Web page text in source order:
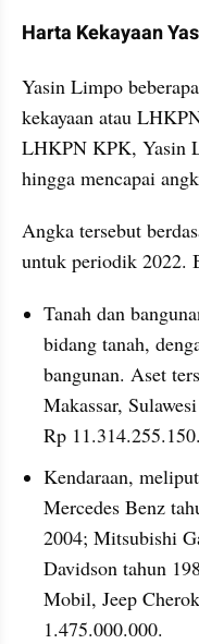
Harta Kekayaan
Yasin Limpo
kekayaan atau
LHKPN KPK, Yasin
hingga mencapai
Angka tersebut
untuk periodik 2022.
Tanah dan
bidang tanah,
bangunan. Aset
Makassar,
Rp 11.314.255.150.
Kendaraan,
Mercedes Benz
2004; Mitsubishi
Davidson tahun
Mobil, Jeep
1.475.000.000.